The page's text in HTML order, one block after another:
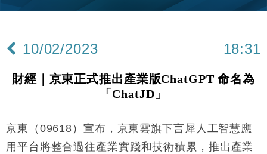
16:33
財經｜滙控重啟最多10億美元回購 派息比率目標維持
15:11
財經｜SHEIN傳最快8月中招股 估值料降至400億美
可多飛一程
14:50
地產｜大酒店中期轉賺2300萬元 斥21億翻新香港及
10/02/2023 18:31
財經｜京東正式推出產業版ChatGPT 命名為
「ChatJD」
京東（09618）宣布，京東雲旗下言犀人工智慧應
用平台將整合過往產業實踐和技術積累，推出產業